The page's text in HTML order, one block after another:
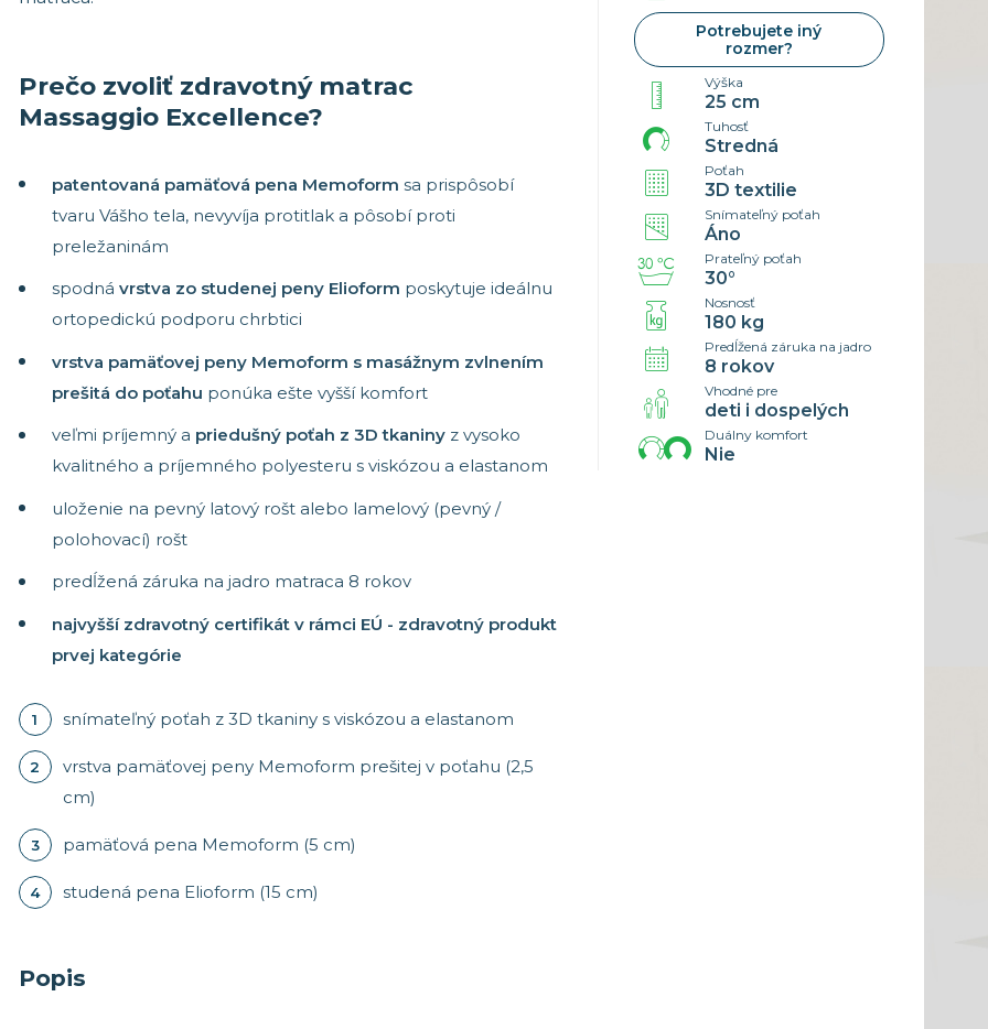
Náhradné poťahy
Cenník
Prečo zvoliť zdravotný matrac
Massaggio Excellence?
patentovaná pamäťová pena Memoform sa prispôsobí
tvaru Vášho tela, nevyvíja protitlak a pôsobí proti
preležaninám
spodná vrstva zo studenej peny Elioform poskytuje ideálnu
ortopedickú podporu chrbtici
vrstva pamäťovej peny Memoform s masážnym zvlnením
prešitá do poťahu ponúka ešte vyšší komfort
veľmi príjemný a priedušný poťah z 3D tkaniny z vysoko
kvalitného a príjemného polyesteru s viskózou a elastanom
uloženie na pevný latový rošt alebo lamelový (pevný /
polohovací) rošt
predĺžená záruka na jadro matraca 8 rokov
najvyšší zdravotný certifikát v rámci EÚ - zdravotný produkt
prvej kategórie
snímateľný poťah z 3D tkaniny s viskózou a elastanom
vrstva pamäťovej peny Memoform prešitej v poťahu (2,5
cm)
pamäťová pena Memoform (5 cm)
studená pena Elioform (15 cm)
Popis
Potrebujete iný
rozmer?
Výška
25 cm
Tuhosť
Stredná
Poťah
3D textilie
Snímateľný poťah
Áno
Prateľný poťah
30°
Nosnosť
180 kg
Predĺžená záruka na jadro
8 rokov
Vhodné pre
deti i dospelých
Duálny komfort
Nie